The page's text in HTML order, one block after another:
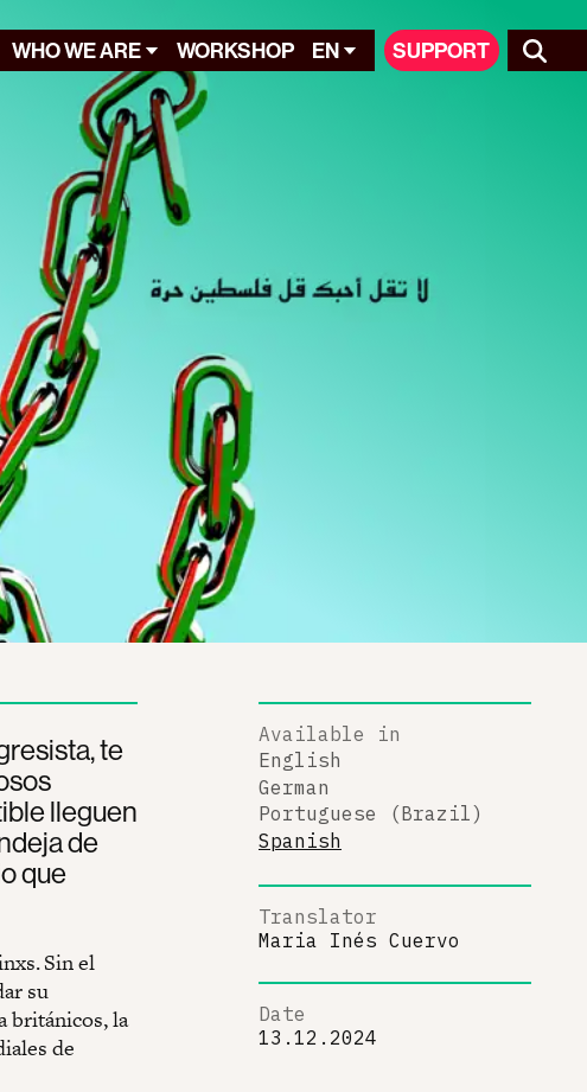
WHO WE ARE WORKSHOP EN SUPPORT
te
lleguen
de
que
Sin el
su
británicos, la
de
Available in
English
German
Portuguese (Brazil)
Spanish
Translator
Maria Inés Cuervo
Date
13.12.2024